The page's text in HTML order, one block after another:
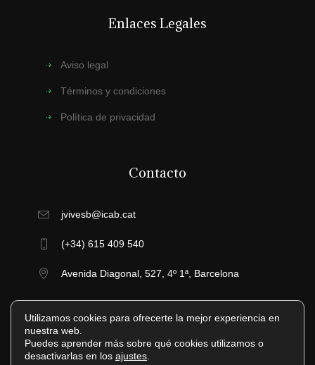
Enlaces Legales
Aviso legal
Términos y condiciones
Política de privacidad
Contacto
jvivesb@icab.cat
(+34) 615 409 540
Avenida Diagonal, 527, 4º 1ª, Barcelona
Utilizamos cookies para ofrecerte la mejor experiencia en
nuestra web.
Puedes aprender más sobre qué cookies utilizamos o
desactivarlas en los ajustes